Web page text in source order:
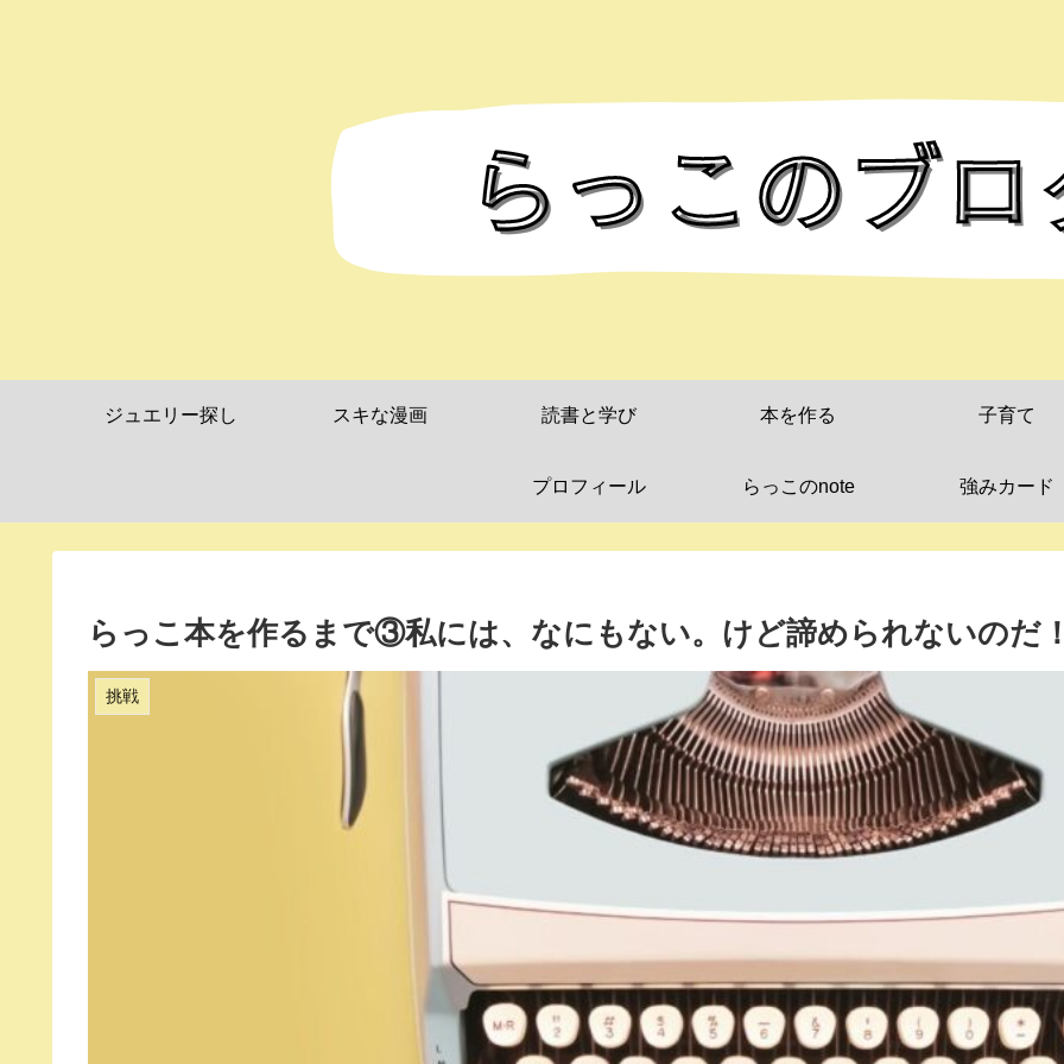
ジュエリー探し スキな漫画 読書と学び 本を作る 子育て
プロフィール らっこのnote 強みカード
らっこ本を作るまで③私には、なにもない。けど諦められないのだ
挑戦